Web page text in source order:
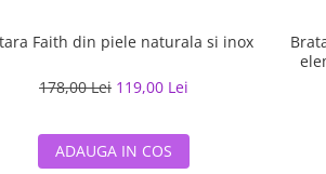
Faith din piele naturala si inox
178,00 Lei 119,00 Lei
ADAUGA IN COS